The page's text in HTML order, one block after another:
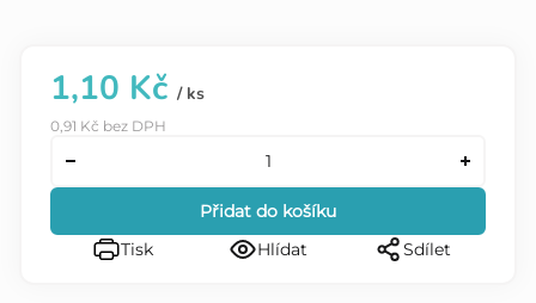
1,10 Kč / ks
0,91 Kč bez DPH
Přidat do košíku
Tisk
Hlídat Sdílet